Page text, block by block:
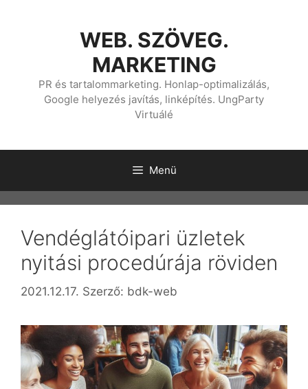
WEB. SZÖVEG.
MARKETING
PR és tartalommarketing. Honlap-optimalizálás,
Google helyezés javítás, linképítés. UngParty
Virtuálé
Menü
Vendéglátóipari üzletek
nyitási procedúrája röviden
2021.12.17. Szerző: bdk-web